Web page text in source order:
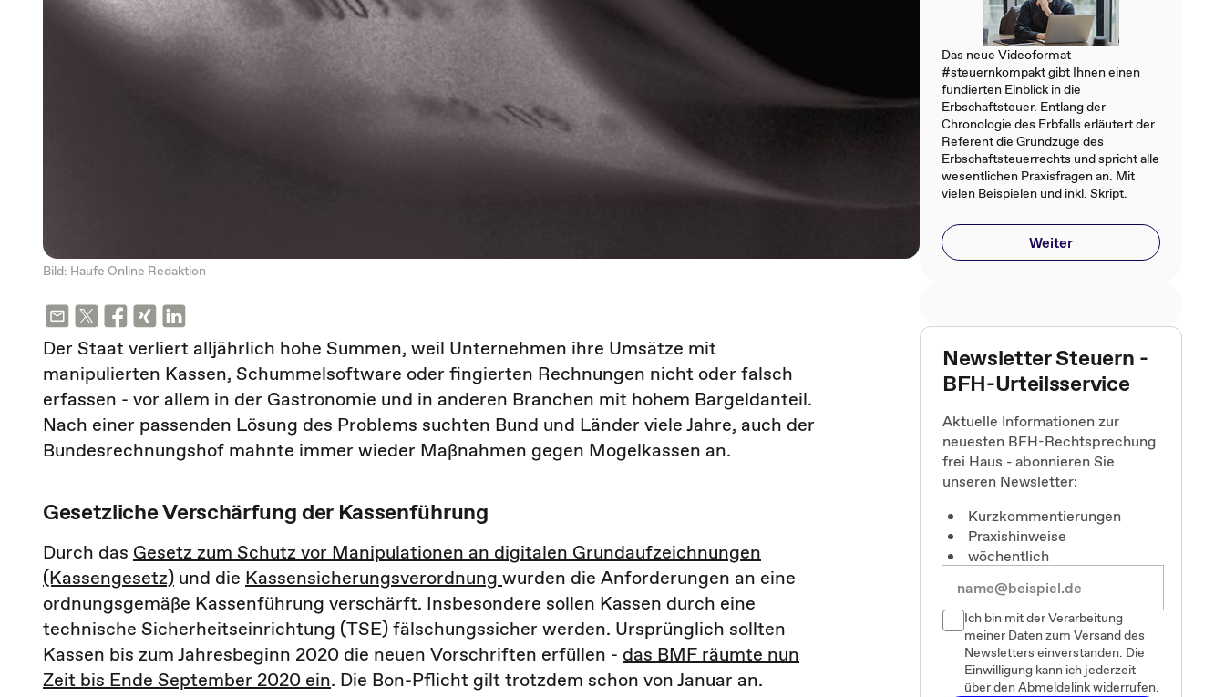
Bild: Haufe Online Redaktion
Der Staat verliert alljährlich hohe Summen, weil Unternehmen ihre Umsätze mit
manipulierten Kassen, Schummelsoftware oder fingierten Rechnungen nicht oder falsch
erfassen - vor allem in der Gastronomie und in anderen Branchen mit hohem Bargeldanteil.
Nach einer passenden Lösung des Problems suchten Bund und Länder viele Jahre, auch der
Bundesrechnungshof mahnte immer wieder Maßnahmen gegen Mogelkassen an.
Gesetzliche Verschärfung der Kassenführung
Durch das Gesetz zum Schutz vor Manipulationen an digitalen Grundaufzeichnungen
(Kassengesetz) und die Kassensicherungsverordnung wurden die Anforderungen an eine
ordnungsgemäße Kassenführung verschärft. Insbesondere sollen Kassen durch eine
technische Sicherheitseinrichtung (TSE) fälschungssicher werden. Ursprünglich sollten
Kassen bis zum Jahresbeginn 2020 die neuen Vorschriften erfüllen - das BMF räumte nun
Zeit bis Ende September 2020 ein. Die Bon-Pflicht gilt trotzdem schon von Januar an.
Das neue Videoformat
#steuernkompakt gibt Ihnen einen
fundierten Einblick in die
Erbschaftsteuer. Entlang der
Chronologie des Erbfalls erläutert der
Referent die Grundzüge des
Erbschaftsteuerrechts und spricht alle
wesentlichen Praxisfragen an. Mit
vielen Beispielen und inkl. Skript.
Weiter
Newsletter Steuern -
BFH-Urteilsservice
Aktuelle Informationen zur
neuesten BFH-Rechtsprechung
frei Haus - abonnieren Sie
unseren Newsletter:
Kurzkommentierungen
Praxishinweise
wöchentlich
Ich bin mit der Verarbeitung
meiner Daten zum Versand des
Newsletters einverstanden. Die
Einwilligung kann ich jederzeit
über den Abmeldelink widerrufen.